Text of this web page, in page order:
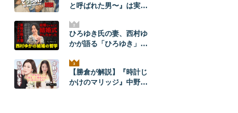
と呼ばれた男〜』は実
タ事件の全貌とあらすじ
ひろゆき氏の妻、西村ゆ
かが語る「ひろゆき」と
まで。ひろゆきからは
「毎朝メッセージが来
た」。【結婚の哲学】
【勝倉が解説】『時計じ
かけのマリッジ』中野あ